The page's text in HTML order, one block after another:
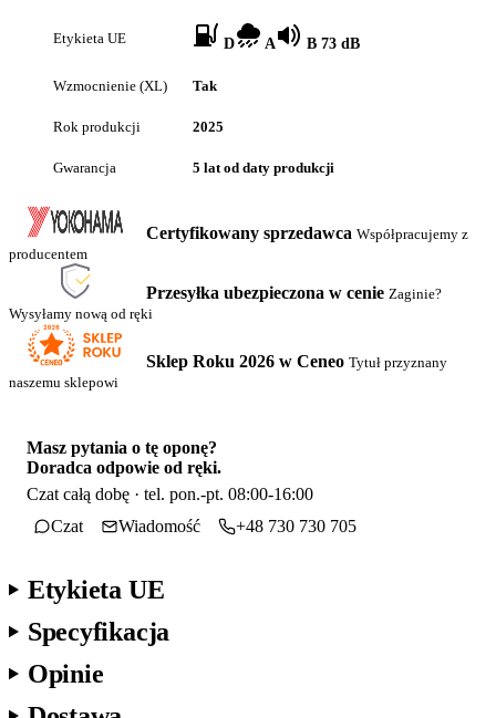
Etykieta UE D A B 73 dB
Wzmocnienie (XL) Tak
Rok produkcji 2025
Gwarancja 5 lat od daty produkcji
Certyfikowany sprzedawca Współpracujemy z
producentem
Przesyłka ubezpieczona w cenie Zaginie?
Wysyłamy nową od ręki
Sklep Roku 2026 w Ceneo Tytuł przyznany
naszemu sklepowi
Masz pytania o tę oponę?
Doradca odpowie od ręki.
Czat całą dobę · tel. pon.-pt. 08:00-16:00
Czat
Wiadomość +48 730 730 705
Etykieta UE
Specyfikacja
Opinie